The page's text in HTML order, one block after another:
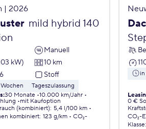
| 2026
mild hybrid 140
Manuell
kW)
10 km
Stoff
Tageszulassung
:30 Monate 10.000 km/Jahr
mit Kaufoption
(kombiniert): 5,4 l/100 km
kombiniert: 123 g/km
CO₂-
0 €
CO₂-
Klasse: